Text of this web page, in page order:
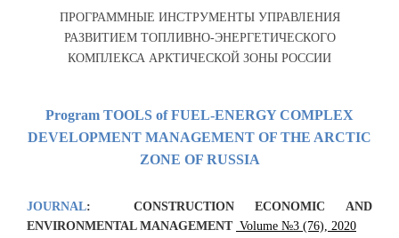
ПРОГРАММНЫЕ ИНСТРУМЕНТЫ УПРАВЛЕНИЯ
РАЗВИТИЕМ ТОПЛИВНО-ЭНЕРГЕТИЧЕСКОГО
КОМПЛЕКСА АРКТИЧЕСКОЙ ЗОНЫ РОССИИ
Program TOOLS of FUEL-ENERGY COMPLEX
DEVELOPMENT MANAGEMENT OF THE ARCTIC
ZONE OF RUSSIA
JOURNAL:
CONSTRUCTION ECONOMIC AND
ENVIRONMENTAL MANAGEMENT Volume №3 (76), 2020